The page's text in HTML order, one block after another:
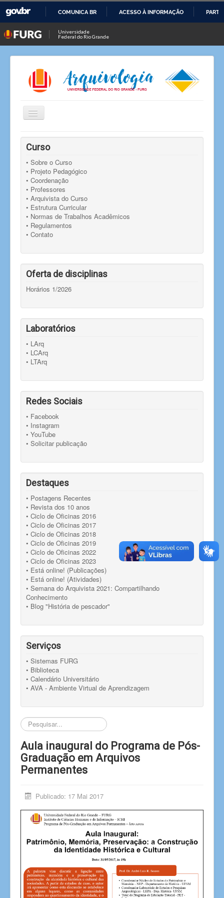
O
CONTEÚDO
COMUNICA BR ACESSO À INFORMAÇÃO
Universidade
Federal do Rio Grande
Alternar
Navegação
Você está aqui:
Aula inaugural do Programa de Pós-Graduação em
Arquivos Permanentes
Curso
• Sobre o Curso
• Projeto Pedagógico
• Coordenação
• Professores
• Arquivista do Curso
• Estrutura Curricular
• Normas de Trabalhos Acadêmicos
• Regulamentos
• Contato
Oferta de disciplinas
Horários 1/2026
Laboratórios
• LArq
• LCArq
• LTArq
Redes Sociais
• Facebook
• Instagram
• YouTube
• Solicitar publicação
Destaques
• Postagens Recentes
• Revista dos 10 anos
• Ciclo de Oficinas 2016
• Ciclo de Oficinas 2017
• Ciclo de Oficinas 2018
• Ciclo de Oficinas 2019
• Ciclo de Oficinas 2022
• Ciclo de Oficinas 2023
• Está online! (Publicações)
• Está online! (Atividades)
• Semana do Arquivista 2021: Compartilhando
Conhecimento
• Blog "História de pescador"
Serviços
• Sistemas FURG
• Biblioteca
• Calendário Universitário
• AVA - Ambiente Virtual de Aprendizagem
Pesquisar...
Aula inaugural do Programa de Pós-
Graduação em Arquivos
Permanentes
Publicado: 17 Mai 2017